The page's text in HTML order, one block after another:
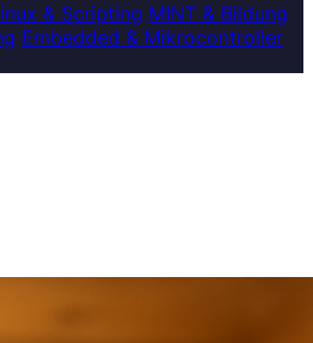
& Scripting MINT & Bildung
Embedded & Mikrocontroller